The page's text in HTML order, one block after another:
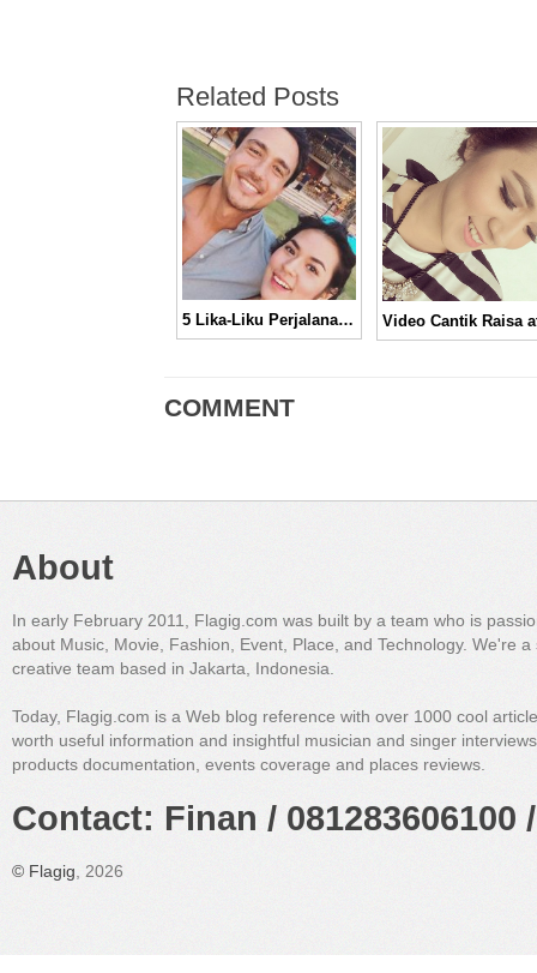
Related Posts
5 Lika-Liku Perjalanan Cinta Raisa Sebelum Berlabuh pada Hamish Daud
COMMENT
About
In early February 2011, Flagig.com was built by a team who is
about Music, Movie, Fashion, Event, Place, and Technology. We're a
creative team based in Jakarta, Indonesia.
Today, Flagig.com is a Web blog reference with over 1000 cool
worth useful information and insightful musician and singer
products documentation, events coverage and places reviews.
Contact: Finan /
© Flagig , 2026